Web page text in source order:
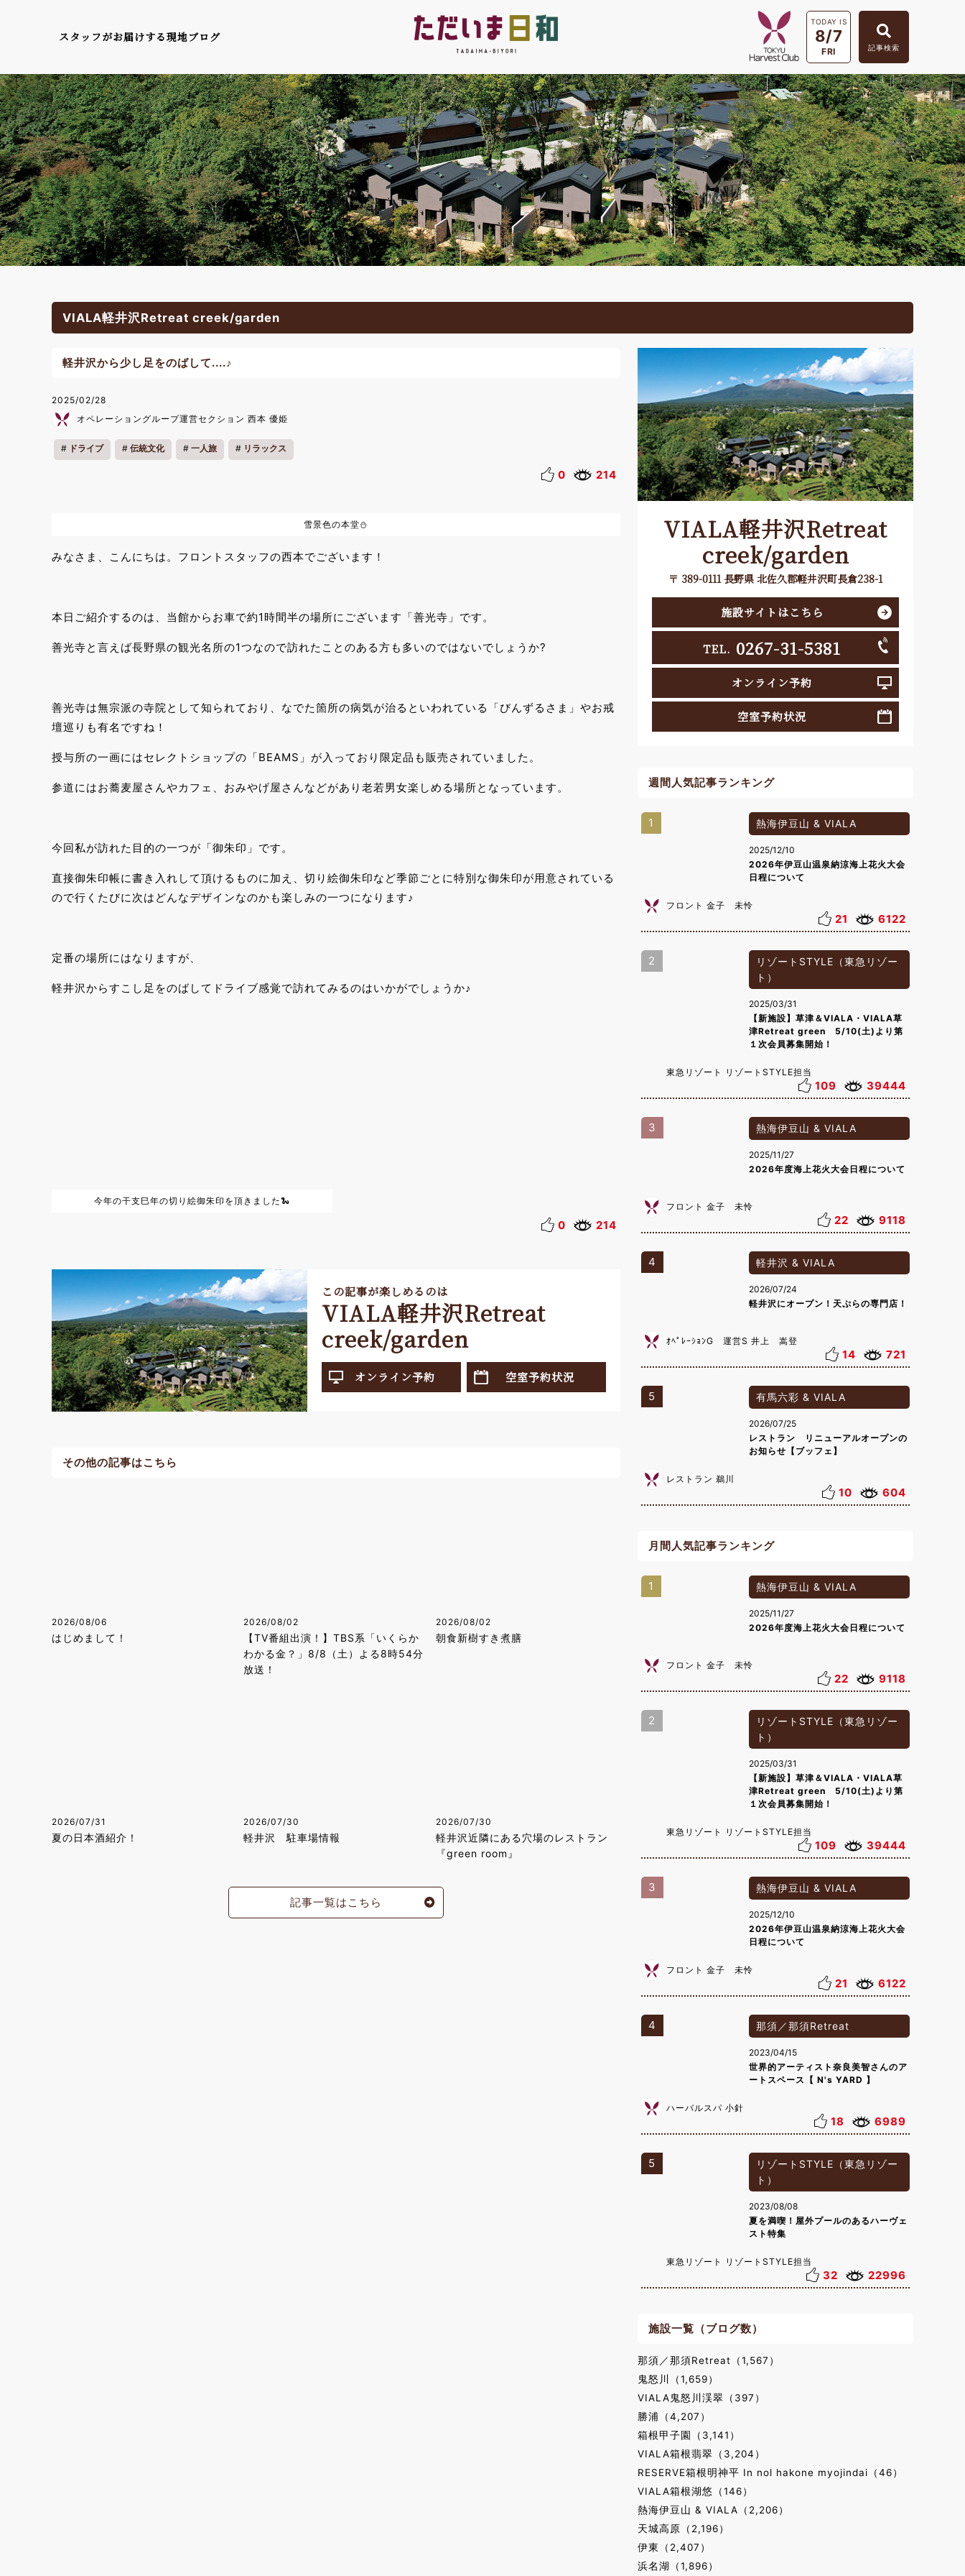
スタッフがお届けする現地ブログ
TODAY IS
8/7
FRI 記事検索
VIALA軽井沢Retreat creek/garden
軽井沢から少し足をのばして....♪
2025/02/28
オペレーショングループ運営セクション 西本 優姫
ドライブ 伝統文化 一人旅 リラックス
0 214
雪景色の本堂⛄
みなさま、こんにちは。フロントスタッフの西本でございます！
本日ご紹介するのは、当館からお車で約1時間半の場所にございます「善光寺」です。
善光寺と言えば長野県の観光名所の1つなので訪れたことのある方も多いのではないでしょうか?
善光寺は無宗派の寺院として知られており、なでた箇所の病気が治るといわれている「びんずるさま」やお戒
壇巡りも有名ですね！
授与所の一画にはセレクトショップの「BEAMS」が入っており限定品も販売されていました。
参道にはお蕎麦屋さんやカフェ、おみやげ屋さんなどがあり老若男女楽しめる場所となっています。
今回私が訪れた目的の一つが「御朱印」です。
直接御朱印帳に書き入れして頂けるものに加え、切り絵御朱印など季節ごとに特別な御朱印が用意されている
ので行くたびに次はどんなデザインなのかも楽しみの一つになります♪
定番の場所にはなりますが、
軽井沢からすこし足をのばしてドライブ感覚で訪れてみるのはいかがでしょうか♪
今年の干支巳年の切り絵御朱印を頂きました🐍
0 214
この記事が楽しめるのは
VIALA軽井沢Retreat
creek/garden
オンライン予約 空室予約状況
その他の記事はこちら
2026/08/06
はじめまして！
2026/08/02
【TV番組出演！】TBS系「いくらか
わかる金？」8/8（土）よる8時54分
放送！
2026/08/02
朝食新樹すき煮膳
2026/07/31
夏の日本酒紹介！
2026/07/30
軽井沢 駐車場情報
2026/07/30
軽井沢近隣にある穴場のレストラン
『green room』
記事一覧はこちら
VIALA軽井沢Retreat
creek/garden
〒 389-0111 長野県 北佐久郡軽井沢町長倉238-1
施設サイトはこちら
TEL. 0267-31-5381
オンライン予約
空室予約状況
週間人気記事ランキング
1 熱海伊豆山 & VIALA
2025/12/10
2026年伊豆山温泉納涼海上花火大会
日程について
フロント 金子 未怜
21 6122
2
リゾートSTYLE（東急リゾー
ト）
2025/03/31
【新施設】草津＆VIALA・VIALA草
津Retreat green 5/10(土)より第
１次会員募集開始！
東急リゾート リゾートSTYLE担当
109 39444
3 熱海伊豆山 & VIALA
2025/11/27
2026年度海上花火大会日程について
フロント 金子 未怜
22 9118
4 軽井沢 & VIALA
2026/07/24
軽井沢にオープン！天ぷらの専門店！
ｵﾍﾟﾚｰｼｮﾝG 運営S 井上 嵩登
14 721
5 有馬六彩 & VIALA
2026/07/25
レストラン リニューアルオープンの
お知らせ【ブッフェ】
レストラン 鵜川
10 604
月間人気記事ランキング
1 熱海伊豆山 & VIALA
2025/11/27
2026年度海上花火大会日程について
フロント 金子 未怜
22 9118
2
リゾートSTYLE（東急リゾー
ト）
2025/03/31
【新施設】草津＆VIALA・VIALA草
津Retreat green 5/10(土)より第
１次会員募集開始！
東急リゾート リゾートSTYLE担当
109 39444
3 熱海伊豆山 & VIALA
2025/12/10
2026年伊豆山温泉納涼海上花火大会
日程について
フロント 金子 未怜
21 6122
4 那須／那須Retreat
2023/04/15
世界的アーティスト奈良美智さんのア
ートスペース【 N's YARD 】
ハーバルスパ 小針
18 6989
5
リゾートSTYLE（東急リゾー
ト）
2023/08/08
夏を満喫！屋外プールのあるハーヴェ
スト特集
東急リゾート リゾートSTYLE担当
32 22996
施設一覧（ブログ数）
那須／那須Retreat（1,567）
鬼怒川（1,659）
VIALA鬼怒川渓翠（397）
勝浦（4,207）
箱根甲子園（3,141）
VIALA箱根翡翠（3,204）
RESERVE箱根明神平 In nol hakone myojindai（46）
VIALA箱根湖悠（146）
熱海伊豆山 & VIALA（2,206）
天城高原（2,196）
伊東（2,407）
浜名湖（1,896）